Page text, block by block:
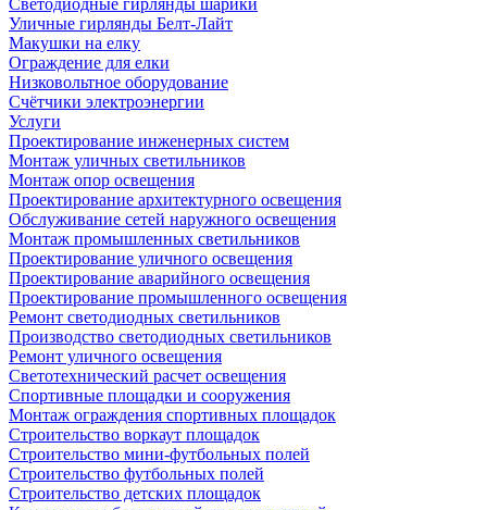
Светодиодные гирлянды шарики
Уличные гирлянды Белт-Лайт
Макушки на елку
Ограждение для елки
Низковольтное оборудование
Счётчики электроэнергии
Услуги
Проектирование инженерных систем
Монтаж уличных светильников
Монтаж опор освещения
Проектирование архитектурного освещения
Обслуживание сетей наружного освещения
Монтаж промышленных светильников
Проектирование уличного освещения
Проектирование аварийного освещения
Проектирование промышленного освещения
Ремонт светодиодных светильников
Производство светодиодных светильников
Ремонт уличного освещения
Светотехнический расчет освещения
Спортивные площадки и сооружения
Монтаж ограждения спортивных площадок
Строительство воркаут площадок
Строительство мини-футбольных полей
Строительство футбольных полей
Строительство детских площадок